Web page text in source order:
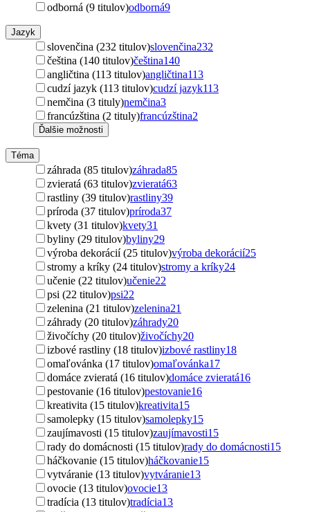
odborná (9 titulov)odborná9
Jazyk
slovenčina (232 titulov)slovenčina232
čeština (140 titulov)čeština140
angličtina (113 titulov)angličtina113
cudzí jazyk (113 titulov)cudzí jazyk113
nemčina (3 tituly)nemčina3
francúzština (2 tituly)francúzština2
Ďalšie možnosti
Téma
záhrada (85 titulov)záhrada85
zvieratá (63 titulov)zvieratá63
rastliny (39 titulov)rastliny39
príroda (37 titulov)príroda37
kvety (31 titulov)kvety31
byliny (29 titulov)byliny29
výroba dekorácií (25 titulov)výroba dekorácií25
stromy a kríky (24 titulov)stromy a kríky24
učenie (22 titulov)učenie22
psi (22 titulov)psi22
zelenina (21 titulov)zelenina21
záhrady (20 titulov)záhrady20
živočíchy (20 titulov)živočíchy20
izbové rastliny (18 titulov)izbové rastliny18
omaľovánka (17 titulov)omaľovánka17
domáce zvieratá (16 titulov)domáce zvieratá16
pestovanie (16 titulov)pestovanie16
kreativita (15 titulov)kreativita15
samolepky (15 titulov)samolepky15
zaujímavosti (15 titulov)zaujímavosti15
rady do domácnosti (15 titulov)rady do domácnosti15
háčkovanie (15 titulov)háčkovanie15
vytváranie (13 titulov)vytváranie13
ovocie (13 titulov)ovocie13
tradícia (13 titulov)tradícia13